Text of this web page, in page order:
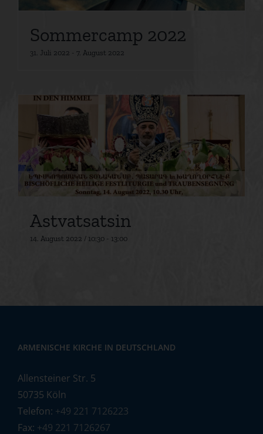
Sommercamp 2022
31. Juli 2022 - 7. August 2022
Astvatsatsin
14. August 2022 / 10:30- 13:00
ARMENISCHE KIRCHE IN DEUTSCHLAND
Allensteiner Str. 5
50735 Köln
Telefon: +49 221 7126223
Fax: +49 221 7126267